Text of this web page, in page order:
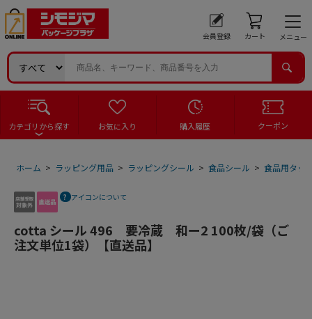
会員登録 カート メニュー
カテゴリから探す お気に入り 購入履歴 クーポン
ホーム > ラッピング用品 > ラッピングシール > 食品シール > 食品用タッ
アイコンについて
cotta シール 496 要冷蔵 和ー2 100枚/袋（ご
注文単位1袋）【直送品】